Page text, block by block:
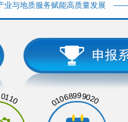
业与地质服务赋能高质量发展
01068999020